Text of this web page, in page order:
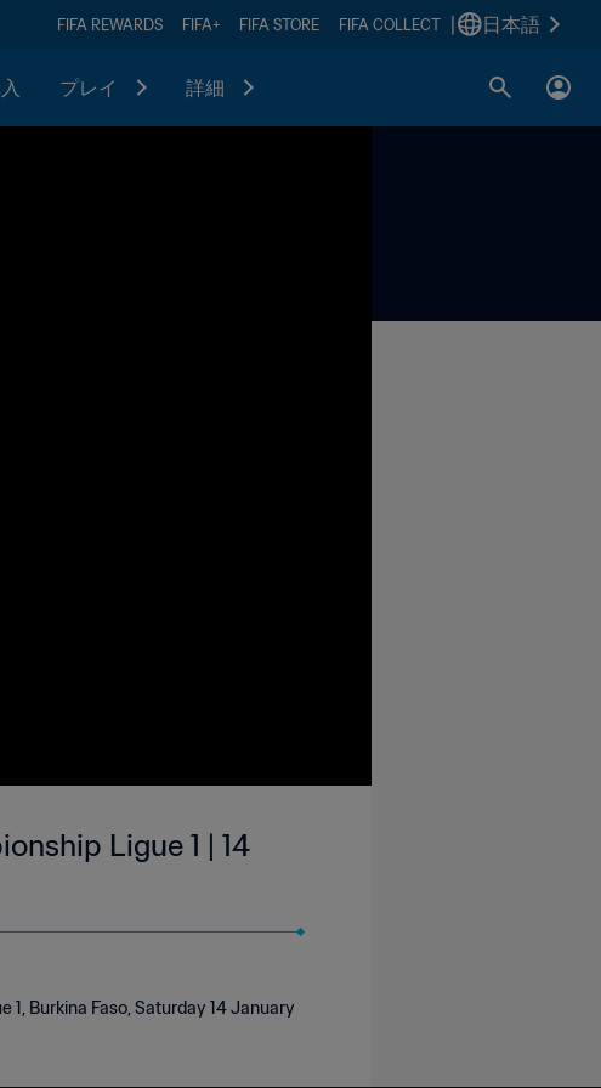
FIFA REWARDS FIFA+ FIFA STORE FIFA COLLECT 日本語
プレイ 詳細
Ligue 1 | 14
1, Burkina Faso, Saturday 14 January